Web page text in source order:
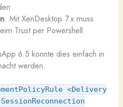
: Mit XenDesktop 7.x muss
Trust per Powershell
6.5 konnte dies einfach in
werden.
<Delivery